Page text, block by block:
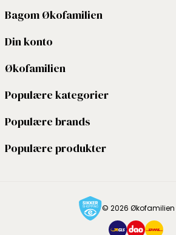
Bagom Økofamilien
Din konto
Økofamilien
Populære kategorier
Populære brands
Populære produkter
© 2026 Økofamilien